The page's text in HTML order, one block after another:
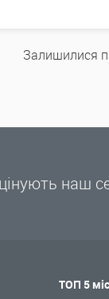
Залишилися
наш
ТОП 5